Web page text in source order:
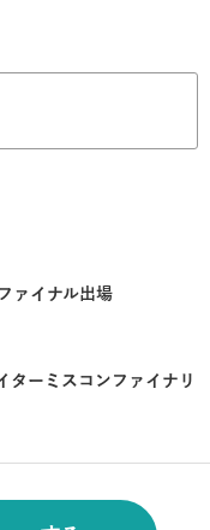
ァイナル出場
ターミスコンファイナリ